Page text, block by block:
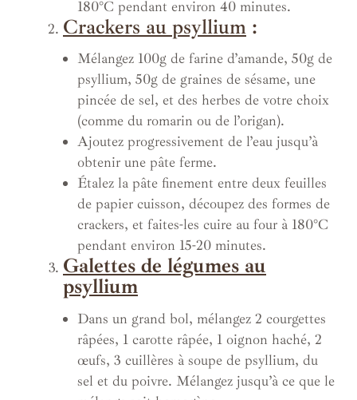
180°C pendant environ 40 minutes.
Crackers au psyllium :
Mélangez 100g de farine d’amande, 50g de
psyllium, 50g de graines de sésame, une
pincée de sel, et des herbes de votre choix
(comme du romarin ou de l’origan).
Ajoutez progressivement de l’eau jusqu’à
obtenir une pâte ferme.
Étalez la pâte finement entre deux feuilles
de papier cuisson, découpez des formes de
crackers, et faites-les cuire au four à 180°C
pendant environ 15-20 minutes.
Galettes de légumes au
psyllium
Dans un grand bol, mélangez 2 courgettes
râpées, 1 carotte râpée, 1 oignon haché, 2
œufs, 3 cuillères à soupe de psyllium, du
sel et du poivre. Mélangez jusqu’à ce que le